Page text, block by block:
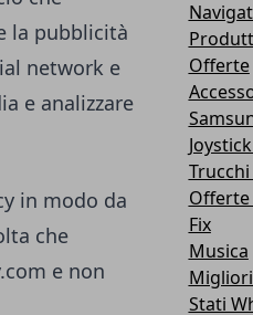
la pubblicità
network e
e analizzare
in modo da
che
e non
Offerte
Offerte
Fix
Musica
Stati